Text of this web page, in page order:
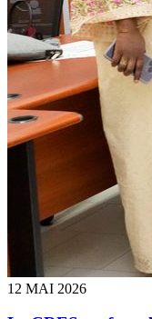
12 MAI 2026